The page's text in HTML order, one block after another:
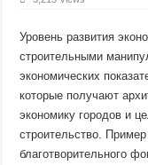
Уровень развития
строительными
экономических
которые получают
экономику городов и
строительство.
благотворительного